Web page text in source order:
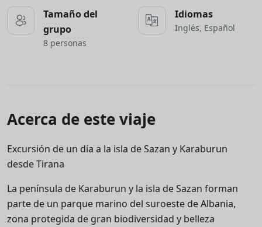
Tamaño del
grupo
8 personas
Idiomas
Inglés, Español
Acerca de este viaje
Excursión de un día a la isla de Sazan y Karaburun
desde Tirana
La península de Karaburun y la isla de Sazan forman
parte de un parque marino del suroeste de Albania,
zona protegida de gran biodiversidad y belleza